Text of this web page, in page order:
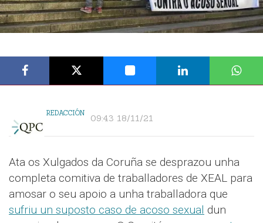
REDACCIÓN 09:43 18/11/21
Ata os Xulgados da Coruña se desprazou unha
completa comitiva de traballadores de XEAL para
amosar o seu apoio a unha traballadora que
sufriu un suposto caso de acoso sexual dun